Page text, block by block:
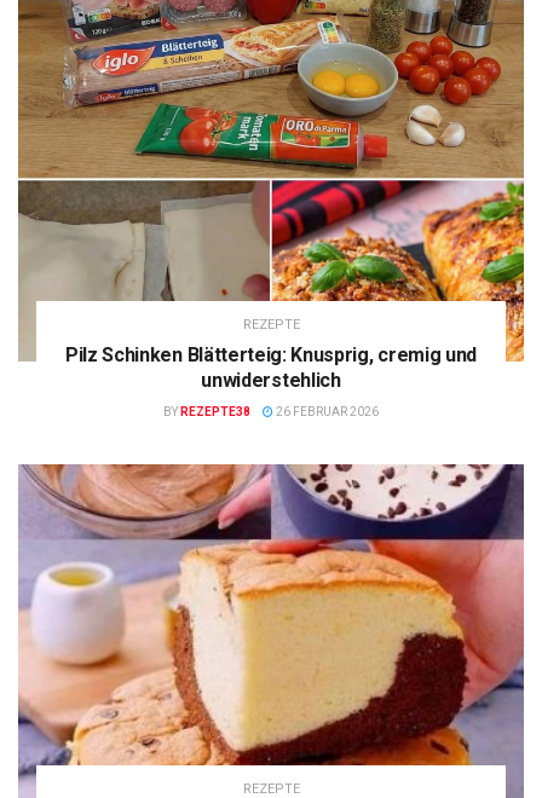
REZEPTE
Pilz Schinken Blätterteig: Knusprig, cremig und
unwiderstehlich
BY REZEPTE38 26 FEBRUAR 2026
REZEPTE